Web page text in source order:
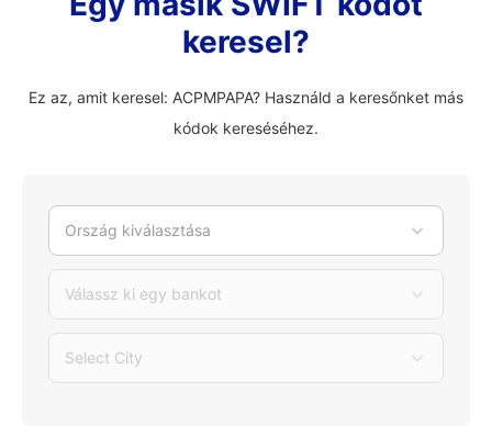
keresel?
Ez az, amit keresel: ACPMPAPA? Használd a keresőnket más
kódok kereséséhez.
Ország kiválasztása
Válassz ki egy bankot
Select City